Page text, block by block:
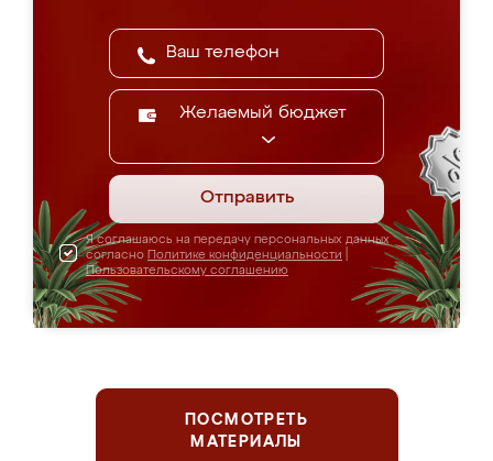
Желаемый бюджет
Отправить
Я соглашаюсь на передачу персональных данных
согласно Политике конфиденциальности
Пользовательскому соглашению
ПОСМОТРЕТЬ
МАТЕРИАЛЫ